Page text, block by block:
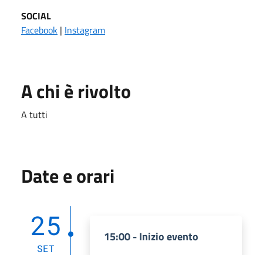
SOCIAL
Facebook | Instagram
A chi è rivolto
A tutti
Date e orari
25
SET
15:00 - Inizio evento